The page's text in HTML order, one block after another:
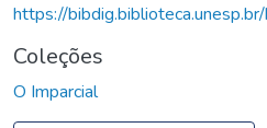
https://
Coleções
O Imparcial